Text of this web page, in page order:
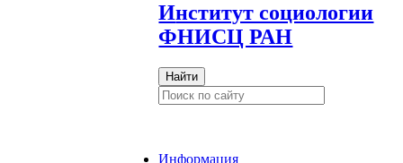
Институт социологии
ФНИСЦ РАН
Найти
Информация